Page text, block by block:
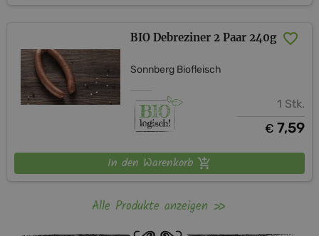
BIO Debreziner 2 Paar 240g
Sonnberg Biofleisch
1 Stk.
€ 7,59
In den Warenkorb
Alle Produkte anzeigen